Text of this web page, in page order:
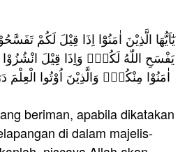
يٰٓاَيُّهَا الَّذِيْنَ اٰمَنُوْٓا اِذَا قِيْلَ لَكُمْ
يَفْسَحِ اللّٰهُ لَكُمْۚ وَاِذَا قِيْلَ انْشُزُوْا
اٰمَنُوْا مِنْكُمْۙ وَالَّذِيْنَ اُوْتُوا
beriman, apabila dikatakan
di dalam majelis-